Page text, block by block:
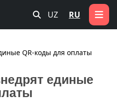
UZ RU
QR-коды для оплаты
единые